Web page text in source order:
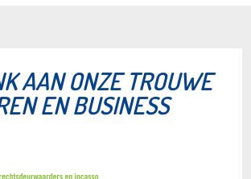
AAN ONZE TROUWE
EN BUSINESS